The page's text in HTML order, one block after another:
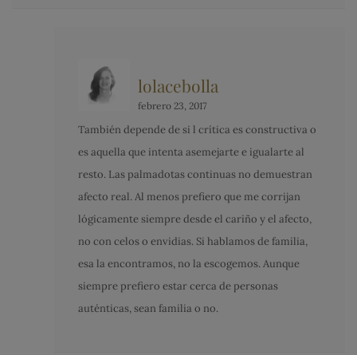
lolacebolla
febrero 23, 2017
También depende de si l crítica es constructiva o
es aquella que intenta asemejarte e igualarte al
resto. Las palmadotas continuas no demuestran
afecto real. Al menos prefiero que me corrijan
lógicamente siempre desde el cariño y el afecto,
no con celos o envidias. Si hablamos de familia,
esa la encontramos, no la escogemos. Aunque
siempre prefiero estar cerca de personas
auténticas, sean familia o no.